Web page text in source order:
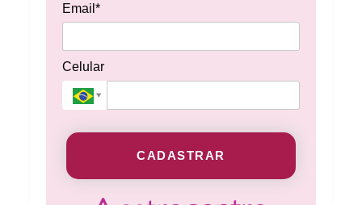
Email*
Celular
CADASTRAR